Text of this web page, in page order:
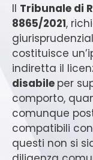
Il Tribunale di
8865/2021,
costituisce
indiretta il
disabile per
comporto,
comunque
compatibili
questi non si